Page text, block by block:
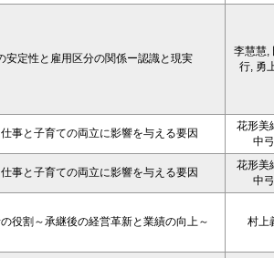
安定性と雇用区分の関係ー認識と現実
李慧慧,
行, 勇
事と子育ての両立に影響を与える要因
花形美
中
事と子育ての両立に影響を与える要因
花形美
中
役割～承継後の経営革新と業績の向上～ 村上